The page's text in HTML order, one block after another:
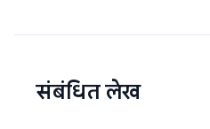
संबंधित लेख